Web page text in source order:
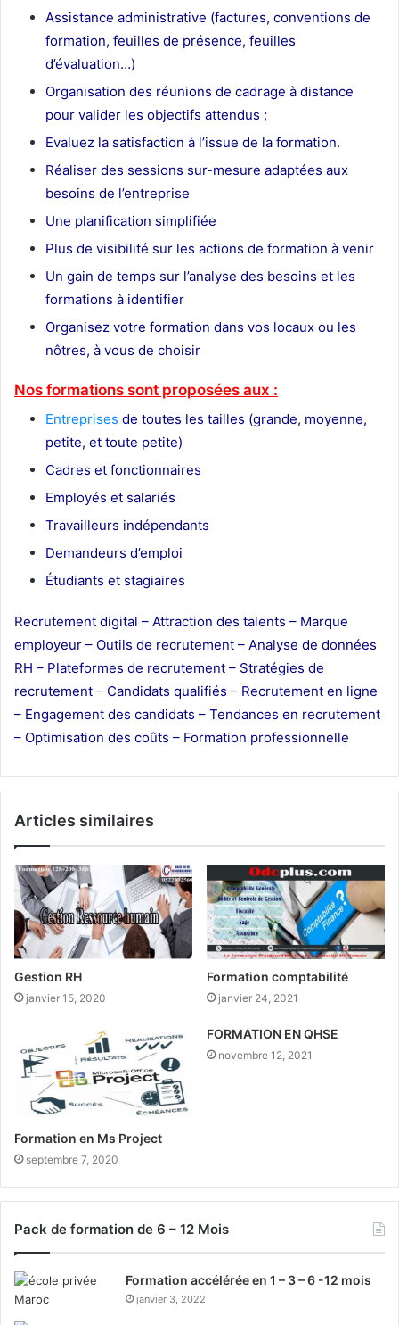
Assistance administrative (factures, conventions de
formation, feuilles de présence, feuilles
d’évaluation…)
Organisation des réunions de cadrage à distance
pour valider les objectifs attendus ;
Evaluez la satisfaction à l’issue de la formation.
Réaliser des sessions sur-mesure adaptées aux
besoins de l’entreprise
Une planification simplifiée
Plus de visibilité sur les actions de formation à venir
Un gain de temps sur l’analyse des besoins et les
formations à identifier
Organisez votre formation dans vos locaux ou les
nôtres, à vous de choisir
Nos formations sont proposées aux :
Entreprises de toutes les tailles (grande, moyenne,
petite, et toute petite)
Cadres et fonctionnaires
Employés et salariés
Travailleurs indépendants
Demandeurs d’emploi
Étudiants et stagiaires
Recrutement digital – Attraction des talents – Marque
employeur – Outils de recrutement – Analyse de données
RH – Plateformes de recrutement – Stratégies de
recrutement – Candidats qualifiés – Recrutement en ligne
– Engagement des candidats – Tendances en recrutement
– Optimisation des coûts – Formation professionnelle
Articles similaires
Gestion RH
janvier 15, 2020
Formation comptabilité
janvier 24, 2021
Formation en Ms Project
septembre 7, 2020
FORMATION EN QHSE
novembre 12, 2021
Pack de formation de 6 – 12 Mois
Formation accélérée en 1 – 3 – 6 -12 mois
janvier 3, 2022